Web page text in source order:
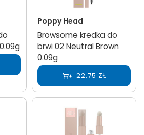
Poppy Head
Browsome kredka do
brwi 02 Neutral Brown
0.09g
22,75 ZŁ